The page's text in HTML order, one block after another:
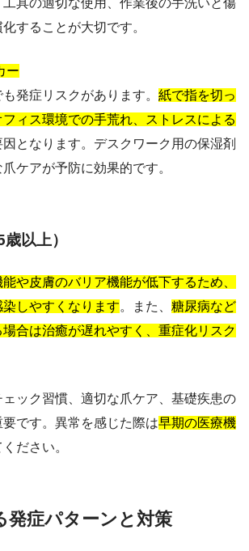
することが大切です。
ー
発症リスクがあります。 紙で指を切っ
ィス環境での手荒れ、ストレスによる
因となります。デスクワーク用の保湿剤
ケアが予防に効果的です。
以上）
や皮膚のバリア機能が低下するため、
しやすくなります。また、 糖尿病など
合は治癒が遅れやすく、重症化リスク
ェック習慣、適切な爪ケア、基礎疾患の
です。異常を感じた際は早期の医療機
ださい。
発症パターンと対策